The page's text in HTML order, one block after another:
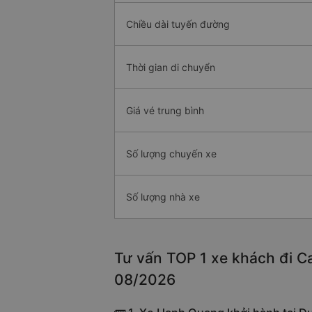
Chiều dài tuyến đường
Thời gian di chuyển
Giá vé trung bình
Số lượng chuyến xe
Số lượng nhà xe
Tư vấn TOP 1 xe khách đi
08/2026